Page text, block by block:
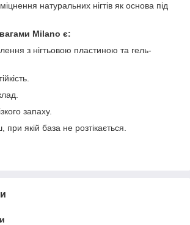
натуральних нігтів як основа під
Milano є:
з нігтьовою пластиною та гель-
запаху.
при якій база не розтікається.